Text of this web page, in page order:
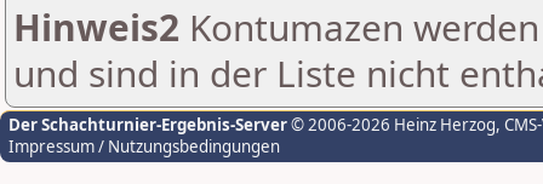
Hinweis2 Kontumazen
und sind in der Liste nicht
Der Schachturnier-Ergebnis-Server© 2006-2026 Heinz Herzog,
Impressum / Nutzungsbedingungen